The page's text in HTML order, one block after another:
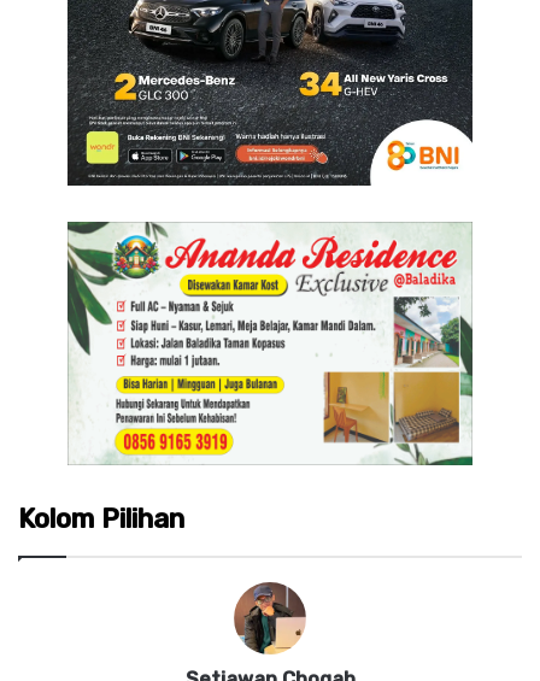
Kolom Pilihan